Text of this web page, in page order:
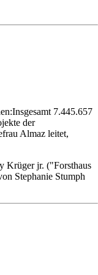
7.445.657
der
Almaz leitet,
Krüger jr. ("Forsthaus
Stephanie Stumph